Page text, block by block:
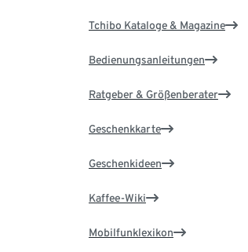
Tchibo Kataloge & Magazine
Bedienungsanleitungen
Ratgeber & Größenberater
Geschenkkarte
Geschenkideen
Kaffee-Wiki
Mobilfunklexikon